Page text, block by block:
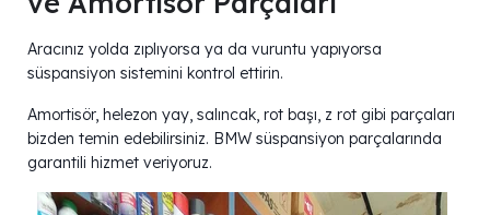
Aracınız yolda zıplıyorsa ya da vuruntu yapıyorsa
süspansiyon sistemini kontrol ettirin.
Amortisör, helezon yay, salıncak, rot başı, z rot gibi parçaları
bizden temin edebilirsiniz. BMW süspansiyon parçalarında
garantili hizmet veriyoruz.